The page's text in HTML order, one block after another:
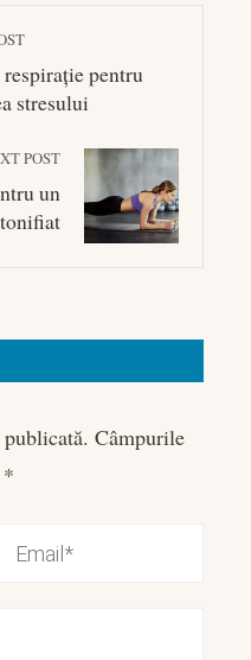
pentru
stresului
POST
un
Câmpurile
*